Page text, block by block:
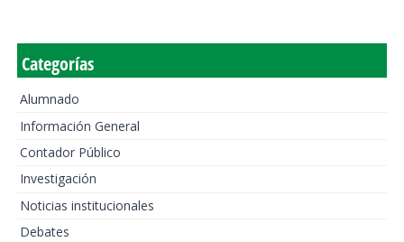
Categorías
Alumnado
Información General
Contador Público
Investigación
Noticias institucionales
Debates